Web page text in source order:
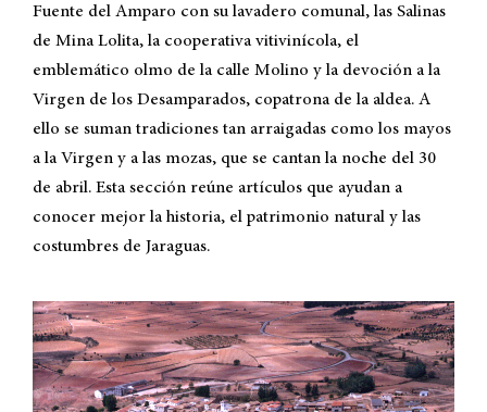
Fuente del Amparo con su lavadero comunal, las Salinas
de Mina Lolita, la cooperativa vitivinícola, el
emblemático olmo de la calle Molino y la devoción a la
Virgen de los Desamparados, copatrona de la aldea. A
ello se suman tradiciones tan arraigadas como los mayos
a la Virgen y a las mozas, que se cantan la noche del 30
de abril. Esta sección reúne artículos que ayudan a
conocer mejor la historia, el patrimonio natural y las
costumbres de Jaraguas.